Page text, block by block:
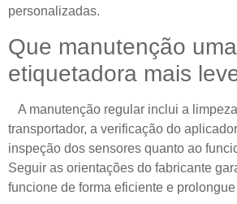
personalizadas.
Que manutenção uma
etiquetadora mais
A manutenção regular inclui a
transportador, a verificação do
inspeção dos sensores quanto ao
Seguir as orientações do fabricante
funcione de forma eficiente e